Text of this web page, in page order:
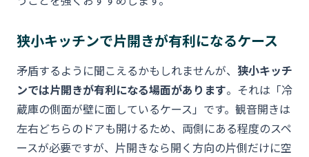
狭小キッチンで片開きが有利になるケース
矛盾するように聞こえるかもしれませんが、 狭小キッチ
ンでは片開きが有利になる場面があります。それは「冷
蔵庫の側面が壁に面しているケース」です。観音開きは
左右どちらのドアも開けるため、両側にある程度のスペ
ースが必要ですが、片開きなら開く方向の片側だけに空